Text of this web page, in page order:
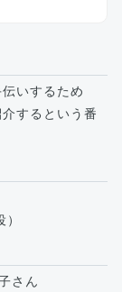
いするため
するという番
さん